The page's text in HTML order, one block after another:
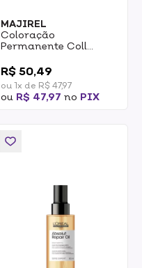
MAJIREL
Coloração
Permanente Coll
Loiro 60g
R$ 50,49
ou 1x de R$ 47,97
ou R$ 47,97 no PIX